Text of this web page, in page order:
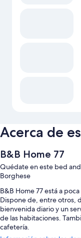
Acerca de
B&B Home 77
Quédate en este bed
Borghese
B&B Home 77 está a
Dispone de, entre otros,
bienvenida diario y un
de las habitaciones.
cafetería.